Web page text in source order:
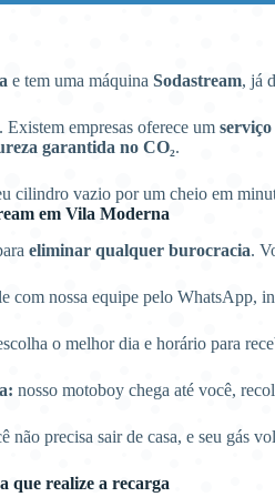
e tem uma máquina Sodastream, já
empresas oferece um
garantida no CO₂.
cilindro vazio por um cheio em
em Vila Moderna
eliminar qualquer burocracia.
com nossa equipe pelo WhatsApp,
o melhor dia e horário para
nosso motoboy chega até você,
precisa sair de casa, e seu gás
que realize a recarga